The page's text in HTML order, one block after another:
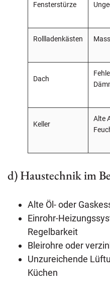
Fensterstürze
Rollladenkästen
Dach
Keller
Alte
d) Haustechnik im
Alte Öl- oder
Einrohr-
Regelbarkeit
Bleirohre oder
Unzureichende
Küchen